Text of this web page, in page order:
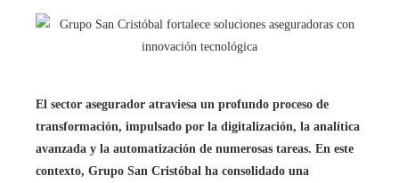
El sector asegurador atraviesa un profundo proceso de
transformación, impulsado por la digitalización, la analítica
avanzada y la automatización de numerosas tareas. En este
contexto, Grupo San Cristóbal ha consolidado una